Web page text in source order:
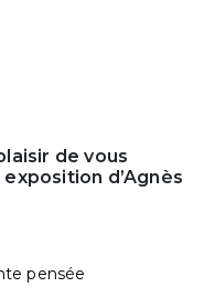
de vous
d’Agnès
pensée